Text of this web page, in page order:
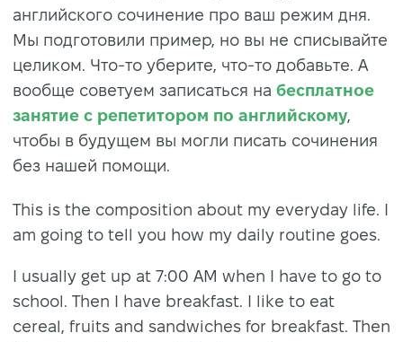
английского сочинение про ваш режим дня.
Мы подготовили пример, но вы не списывайте
целиком. Что-то уберите, что-то добавьте. А
вообще советуем записаться на бесплатное
занятие с репетитором по английскому,
чтобы в будущем вы могли писать сочинения
без нашей помощи.
This is the composition about my everyday life. I
am going to tell you how my daily routine goes.
I usually get up at 7:00 AM when I have to go to
school. Then I have breakfast. I like to eat
cereal, fruits and sandwiches for breakfast. Then